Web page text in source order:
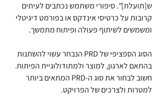
ש[תועלת]". סיפורי משתמש נכתבים לעיתים
קרובות על כרטיסי אינדקס או בפורמט דיגיטלי
ומשמשים לשיתוף פעולה ופיתוח מתמשך.
הסוג הספציפי של PRD הנבחר עשוי להשתנות
בהתאם לארגון, למוצר ולמתודולוגיית הפיתוח.
חשוב לבחור את סוג ה-PRD המתאים ביותר
למטרות ולצרכים של הפרויקט.